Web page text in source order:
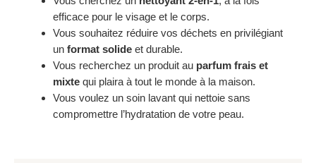
efficace pour le visage et le corps.
Vous souhaitez réduire vos déchets en privilégiant
un format solide et durable.
Vous recherchez un produit au parfum frais et
mixte qui plaira à tout le monde à la maison.
Vous voulez un soin lavant qui nettoie sans
compromettre l’hydratation de votre peau.